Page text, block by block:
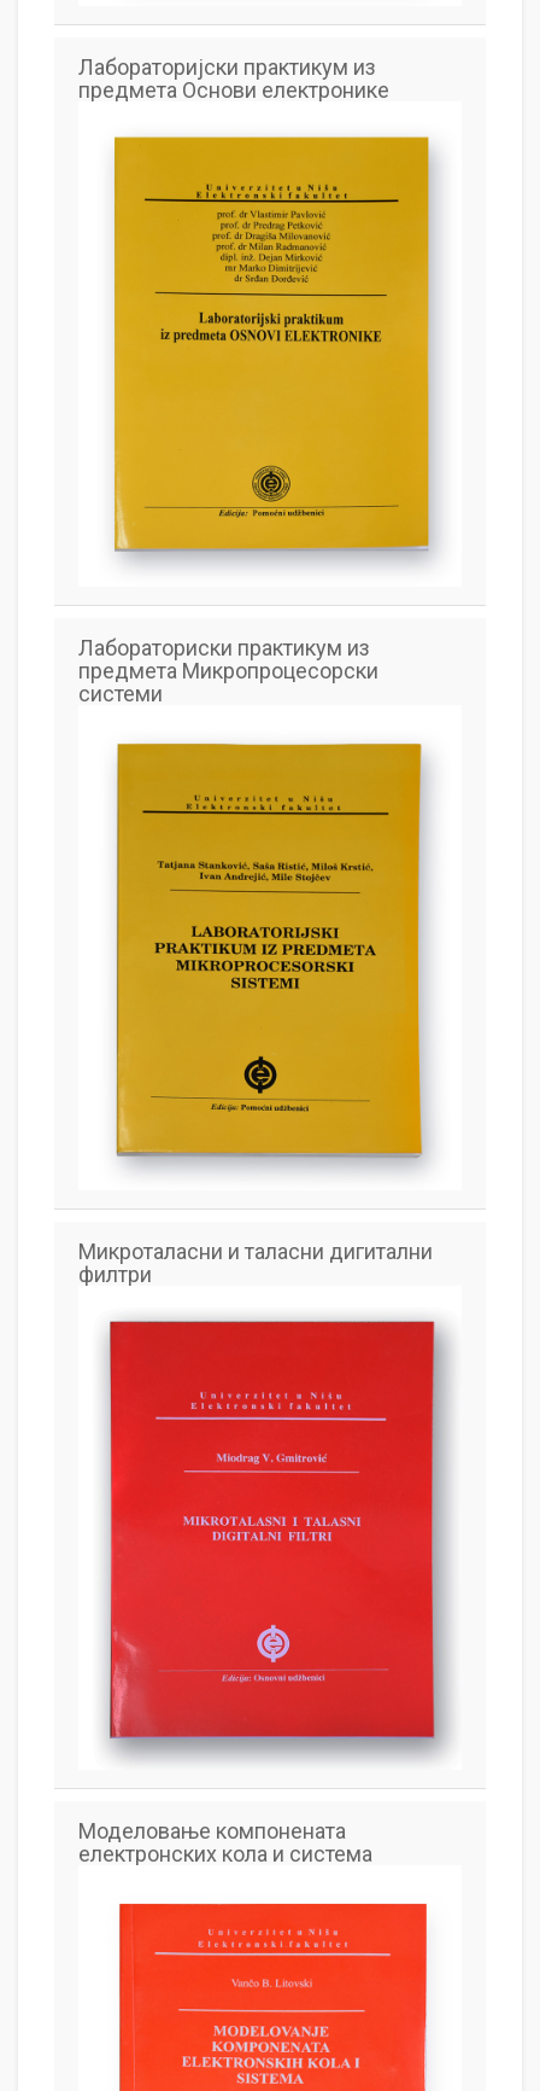
Лабораторијски практикум из
предмета Основи електронике
Лабораториски практикум из
предмета Микропроцесорски
системи
Микроталасни и таласни дигитални
филтри
Моделовање компонената
електронских кола и система